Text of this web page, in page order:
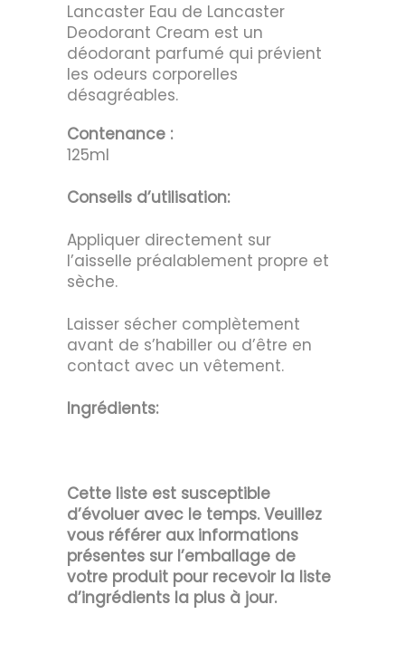
Lancaster Eau de Lancaster
Deodorant Cream est un
déodorant parfumé qui prévient
les odeurs corporelles
désagréables.
Contenance :
125ml
Conseils d’utilisation:
Appliquer directement sur
l’aisselle préalablement propre et
sèche.
Laisser sécher complètement
avant de s’habiller ou d’être en
contact avec un vêtement.
Ingrédients:
Cette liste est susceptible
d’évoluer avec le temps. Veuillez
vous référer aux informations
présentes sur l’emballage de
votre produit pour recevoir la liste
d’ingrédients la plus à jour.